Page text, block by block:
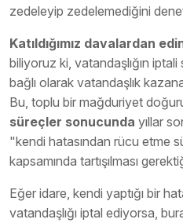
zedeleyip zedelemediğini
Katıldığımız davalardan
biliyoruz ki, vatandaşlığın
bağlı olarak vatandaşlık
Bu, toplu bir mağduriyet
süreçler sonucunda yıllar
"kendi hatasından rücu etme
kapsamında tartışılması
Eğer idare, kendi yaptığı bir
vatandaşlığı iptal ediyorsa,